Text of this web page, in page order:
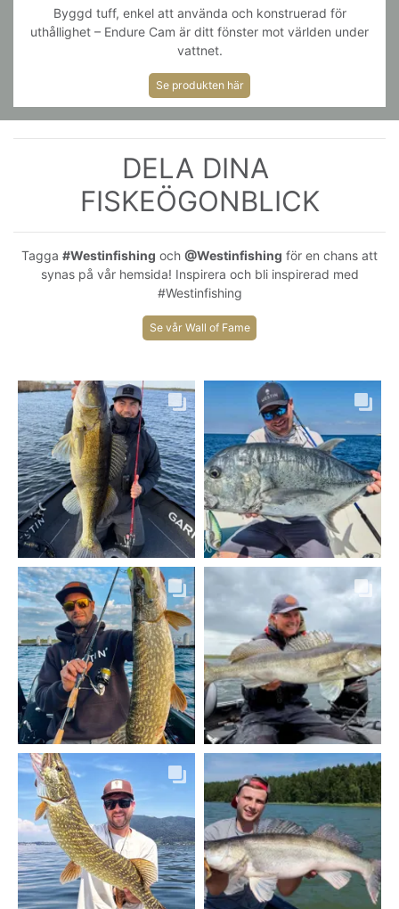
Byggd tuff, enkel att använda och konstruerad för
uthållighet – Endure Cam är ditt fönster mot världen under
vattnet.
Se produkten här
DELA DINA
FISKEÖGONBLICK
Tagga #Westinfishing och @Westinfishing för en chans att
synas på vår hemsida! Inspirera och bli inspirerad med
#Westinfishing
Se vår Wall of Fame